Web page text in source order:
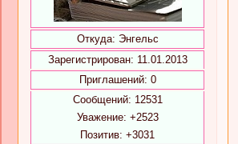
Откуда: Энгельс
Зарегистрирован: 11.01.2013
Приглашений: 0
Сообщений: 12531
Уважение: +2523
Позитив: +3031